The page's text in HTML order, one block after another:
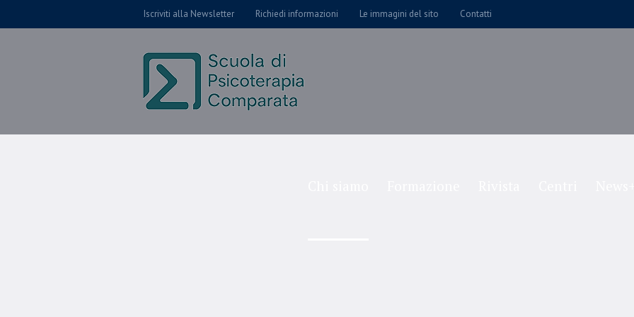
Iscriviti alla Newsletter Richiedi informazioni Le immagini del sito Contatti